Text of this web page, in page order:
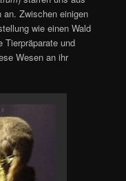
an. Zwischen einigen
wie einen Wald
Tierpräparate und
Wesen an ihr